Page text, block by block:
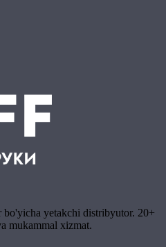
yetakchi distribyutor. 20+
mukammal xizmat.